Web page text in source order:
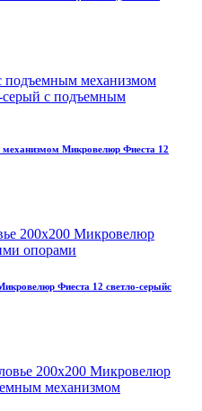
Микровелюр Фиеста 12
Фиеста 12 светло-серыйс